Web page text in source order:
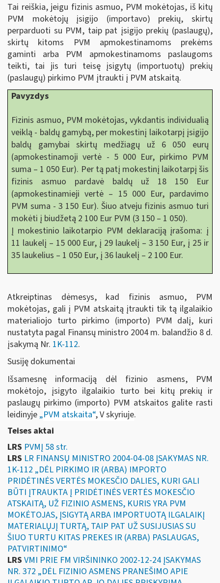
Tai reiškia, jeigu fizinis asmuo, PVM mokėtojas, iš kitų
PVM mokėtojų įsigijo (importavo) prekių, skirtų
perparduoti su PVM, taip pat įsigijo prekių (paslaugų),
skirtų kitoms PVM apmokestinamoms prekėms
gaminti arba PVM apmokestinamoms paslaugoms
teikti, tai jis turi teisę įsigytų (importuotų) prekių
(paslaugų) pirkimo PVM įtraukti į PVM atskaitą.
Pavyzdys
Fizinis asmuo, PVM mokėtojas, vykdantis individualią
veiklą - baldų gamybą, per mokestinį laikotarpį įsigijo
baldų gamybai skirtų medžiagų už 6 050 eurų
(apmokestinamoji vertė - 5 000 Eur, pirkimo PVM
suma – 1 050 Eur). Per tą patį mokestinį laikotarpį šis
fizinis asmuo pardavė baldų už 18 150 Eur
(apmokestinamieji vertė – 15 000 Eur, pardavimo
PVM suma - 3 150 Eur). Šiuo atveju fizinis asmuo turi
mokėti į biudžetą 2 100 Eur PVM (3 150 – 1 050).
Į mokestinio laikotarpio PVM deklaraciją įrašoma: į
11 laukelį – 15 000 Eur, į 29 laukelį – 3 150 Eur, į 25 ir
35 laukelius – 1 050 Eur, į 36 laukelį – 2 100 Eur.
Atkreiptinas dėmesys, kad fizinis asmuo, PVM
mokėtojas, gali į PVM atskaitą įtraukti tik tą ilgalaikio
materialiojo turto pirkimo (importo) PVM dalį, kuri
nustatyta pagal Finansų ministro 2004 m. balandžio 8 d.
įsakymą Nr. 1K-112.
Susiję dokumentai
Išsamesnę informaciją dėl fizinio asmens, PVM
mokėtojo, įsigyto ilgalaikio turto bei kitų prekių ir
paslaugų pirkimo (importo) PVM atskaitos galite rasti
leidinyje „PVM atskaita“, V skyriuje.
Teises aktai
LRS PVMĮ 58 str.
LRS LR FINANSŲ MINISTRO 2004-04-08 ĮSAKYMAS NR.
1K-112 „DĖL PIRKIMO IR (ARBA) IMPORTO
PRIDĖTINĖS VERTĖS MOKESČIO DALIES, KURI GALI
BŪTI ĮTRAUKTA Į PRIDĖTINĖS VERTĖS MOKESČIO
ATSKAITĄ, UŽ FIZINIO ASMENS, KURIS YRA PVM
MOKĖTOJAS, ĮSIGYTĄ ARBA IMPORTUOTĄ ILGALAIKĮ
MATERIALŲJĮ TURTĄ, TAIP PAT UŽ SUSIJUSIAS SU
ŠIUO TURTU KITAS PREKES IR (ARBA) PASLAUGAS,
PATVIRTINIMO“
LRS VMI PRIE FM VIRŠININKO 2002-12-24 ĮSAKYMAS
NR. 372 „DĖL FIZINIO ASMENS PRANEŠIMO APIE